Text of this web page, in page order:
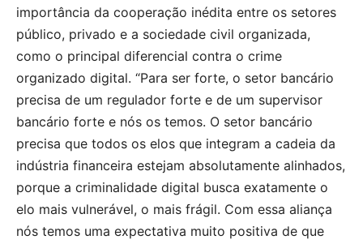
importância da cooperação inédita entre os setores
público, privado e a sociedade civil organizada,
como o principal diferencial contra o crime
organizado digital. “Para ser forte, o setor bancário
precisa de um regulador forte e de um supervisor
bancário forte e nós os temos. O setor bancário
precisa que todos os elos que integram a cadeia da
indústria financeira estejam absolutamente alinhados,
porque a criminalidade digital busca exatamente o
elo mais vulnerável, o mais frágil. Com essa aliança
nós temos uma expectativa muito positiva de que